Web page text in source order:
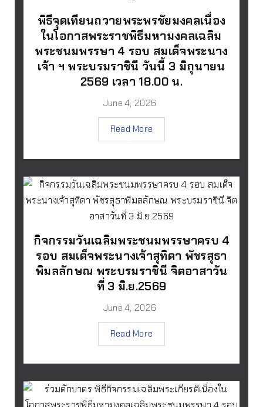
พิธีจุดเทียนถวายพระพรชัยมงคลเนื่อง
ในโอกาสพระราชพิธีมหามงคลเฉลิม
พระชนมพรรษา 4 รอบ สมเด็จพระนาง
เจ้า ฯ พระบรมราชินี วันนี้ 3 มิถุนายน
2569 เวลา 18.00 น.
June 4, 2026
Read More
กิจกรรมวันเฉลิมพระชนมพรรษาครบ 4
รอบ สมเด็จพระนางเจ้าสุทิดา พัชรสุธา
พิมลลักษณ พระบรมราชินี จิตอาสาวัน
ที่ 3 มิ.ย.2569
June 4, 2026
Read More